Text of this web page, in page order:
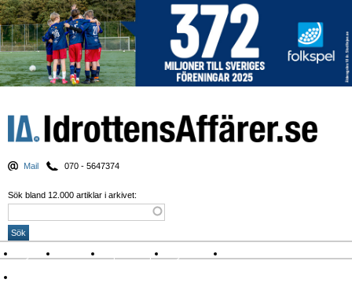
Mail 070 - 5647374
Sök bland 12.000 artiklar i arkivet:
Nyheter Krönikor Sport & spel Nyhetsbrev